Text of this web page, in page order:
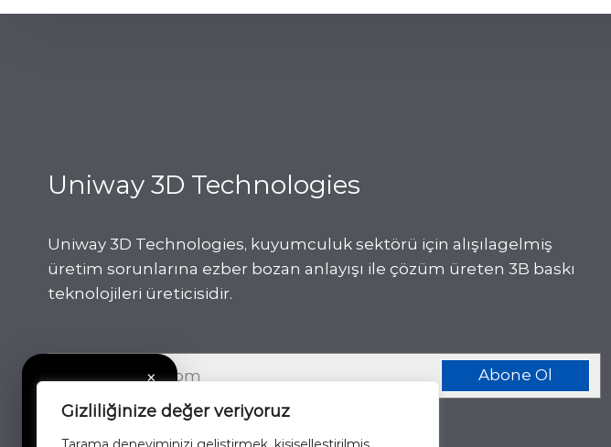
Gizliliğinize değer veriyoruz
Uniway 3D Technologies
Uniway 3D Technologies, kuyumculuk sektörü için alışılagelmiş
üretim sorunlarına ezber bozan anlayışı ile çözüm üreten 3B baskı
teknolojileri üreticisidir.
Abone Ol
×